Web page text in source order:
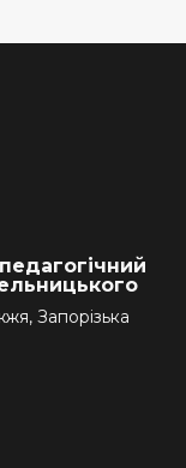
Запорізька